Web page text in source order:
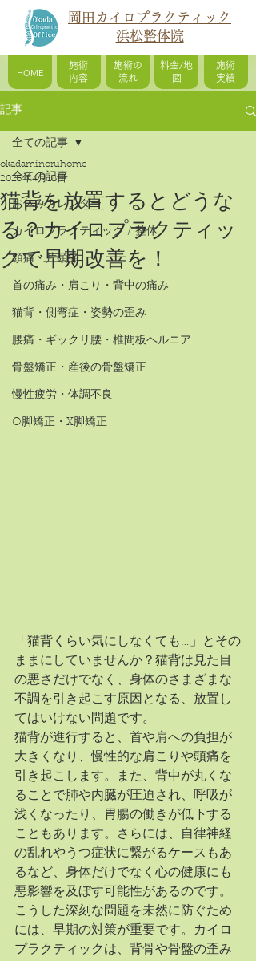
HOME
施術
内容
施術の
流れ
料金/地
図
施術
実績
岡田カイロプラクティック
浜松整体院
記事
全ての記事
お休みカレンダー
カイロプラクティック / 整体
頭痛・片頭痛
首の痛み・肩こり・背中の痛み
猫背・側弯症・姿勢の歪み
腰痛・ギックリ腰・椎間板ヘルニア
骨盤矯正・産後の骨盤矯正
慢性疲労・体調不良
O脚矯正・X脚矯正
全ての記事
猫背を放置するとどうな
る？カイロプラクティッ
クで早期改善を！
okadaminoruhome
2025年4月18日
「猫背くらい気にしなくても…」とその
ままにしていませんか？猫背は見た目
の悪さだけでなく、身体のさまざまな
不調を引き起こす原因となる、放置し
てはいけない問題です。
猫背が進行すると、首や肩への負担が
大きくなり、慢性的な肩こりや頭痛を
引き起こします。また、背中が丸くな
ることで肺や内臓が圧迫され、呼吸が
浅くなったり、胃腸の働きが低下する
こともあります。さらには、自律神経
の乱れやうつ症状に繋がるケースもあ
るなど、身体だけでなく心の健康にも
悪影響を及ぼす可能性があるのです。
こうした深刻な問題を未然に防ぐため
には、早期の対策が重要です。カイロ
プラクティックは、背骨や骨盤の歪み